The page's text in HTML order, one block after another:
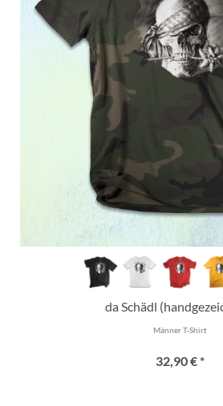
da Schädl
Männer T-Shirt
32,90 € *